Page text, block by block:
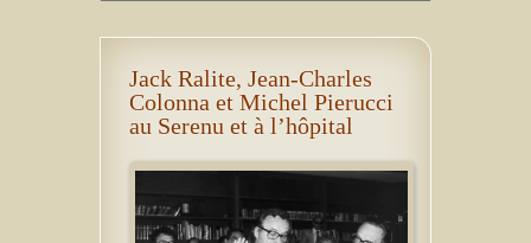
Jack Ralite, Jean-Charles
Colonna et Michel Pierucci
au Serenu et à l’hôpital